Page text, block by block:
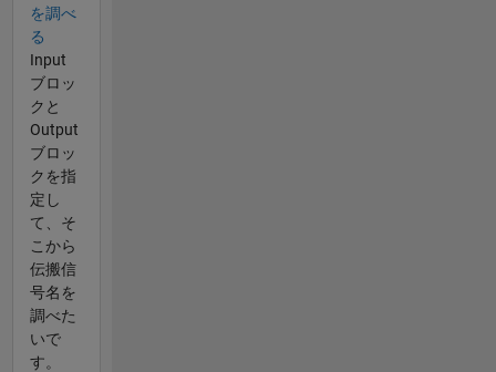
を調べ
る
Input
ブロッ
クと
Output
ブロッ
クを指
定し
て、そ
こから
伝搬信
号名を
調べた
いで
す。